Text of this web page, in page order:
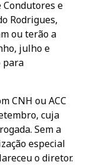
e
Rodrigues,
ou terão a
julho e
para
CNH ou ACC
cuja
Sem a
especial
o diretor.